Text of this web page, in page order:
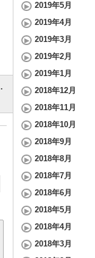
2019年5月
2019年4月
2019年3月
2019年2月
2019年1月
2018年12月
2018年11月
2018年10月
2018年9月
2018年8月
2018年7月
2018年6月
2018年5月
2018年4月
2018年3月